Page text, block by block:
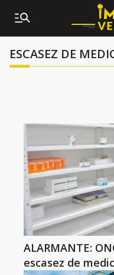
ESCASEZ DE
ALARMANTE:
escasez de